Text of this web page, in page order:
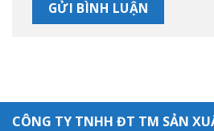
CÔNG TY TNHH ĐT TM SẢN